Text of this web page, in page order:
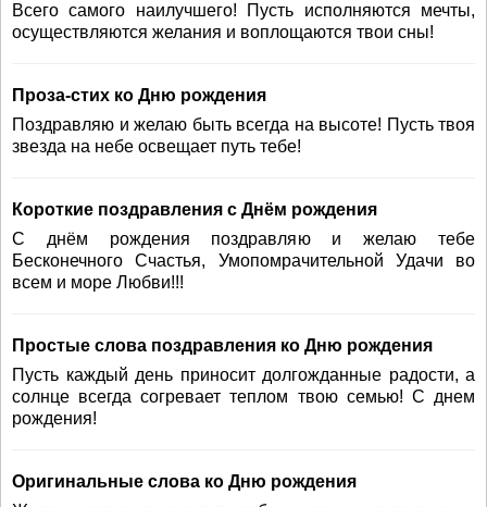
Всего самого наилучшего! Пусть исполняются мечты,
осуществляются желания и воплощаются твои сны!
Проза-стих ко Дню рождения
Поздравляю и желаю быть всегда на высоте! Пусть твоя
звезда на небе освещает путь тебе!
Короткие поздравления с Днём рождения
С днём рождения поздравляю и желаю тебе
Бесконечного Счастья, Умопомрачительной Удачи во
всем и море Любви!!!
Простые слова поздравления ко Дню рождения
Пусть каждый день приносит долгожданные радости, а
солнце всегда согревает теплом твою семью! С днем
рождения!
Оригинальные слова ко Дню рождения